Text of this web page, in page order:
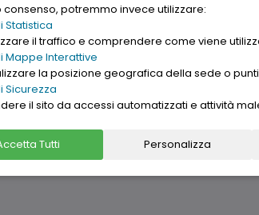
consenso, potremmo invece utilizzare:
Statistica
il traffico e comprendere come viene
Mappe Interattive
la posizione geografica della sede o
Sicurezza
il sito da accessi automatizzati e attività
Tutti Personalizza
Want to buy
cheapreplica